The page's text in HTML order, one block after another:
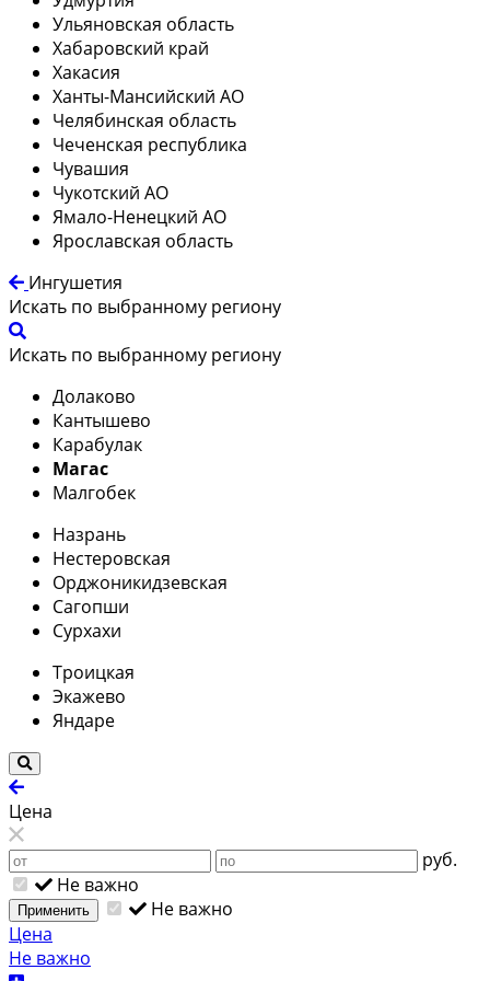
Ульяновская область
Хабаровский край
Хакасия
Ханты-Мансийский АО
Челябинская область
Чеченская республика
Чувашия
Чукотский АО
Ямало-Ненецкий АО
Ярославская область
Ингушетия
Искать по выбранному региону
Искать по выбранному региону
Долаково
Кантышево
Карабулак
Магас
Малгобек
Назрань
Нестеровская
Орджоникидзевская
Сагопши
Сурхахи
Троицкая
Экажево
Яндаре
Цена
руб.
Не важно
Применить
Не важно
Цена
Не важно